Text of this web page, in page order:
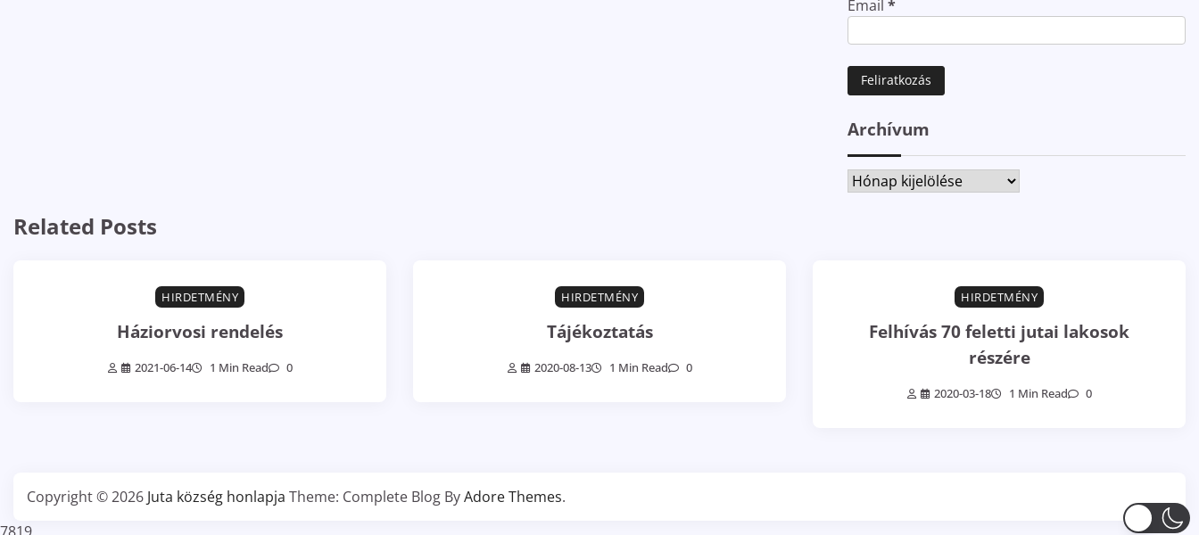
Email *
Archívum
Archívum
Related Posts
HIRDETMÉNY
Háziorvosi rendelés
2021-06-14 1 Min Read 0
HIRDETMÉNY
Tájékoztatás
2020-08-13 1 Min Read 0
HIRDETMÉNY
Felhívás 70 feletti jutai lakosok
részére
2020-03-18 1 Min Read 0
Copyright © 2026 Juta község honlapja Theme: Complete Blog ByAdore Themes.